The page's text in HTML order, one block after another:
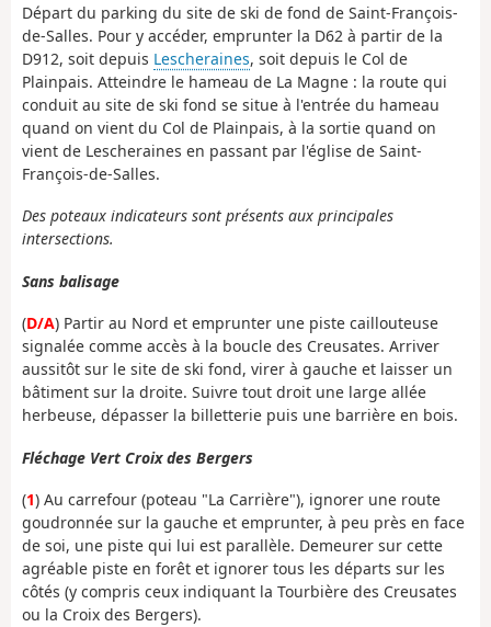
Départ du parking du site de ski de fond de Saint-François-
de-Salles. Pour y accéder, emprunter la D62 à partir de la
D912, soit depuis Lescheraines, soit depuis le Col de
Plainpais. Atteindre le hameau de La Magne : la route qui
conduit au site de ski fond se situe à l'entrée du hameau
quand on vient du Col de Plainpais, à la sortie quand on
vient de Lescheraines en passant par l'église de Saint-
François-de-Salles.
Des poteaux indicateurs sont présents aux principales
intersections.
Sans balisage
(D/A) Partir au Nord et emprunter une piste caillouteuse
signalée comme accès à la boucle des Creusates. Arriver
aussitôt sur le site de ski fond, virer à gauche et laisser un
bâtiment sur la droite. Suivre tout droit une large allée
herbeuse, dépasser la billetterie puis une barrière en bois.
Fléchage Vert Croix des Bergers
(1) Au carrefour (poteau "La Carrière"), ignorer une route
goudronnée sur la gauche et emprunter, à peu près en face
de soi, une piste qui lui est parallèle. Demeurer sur cette
agréable piste en forêt et ignorer tous les départs sur les
côtés (y compris ceux indiquant la Tourbière des Creusates
ou la Croix des Bergers).